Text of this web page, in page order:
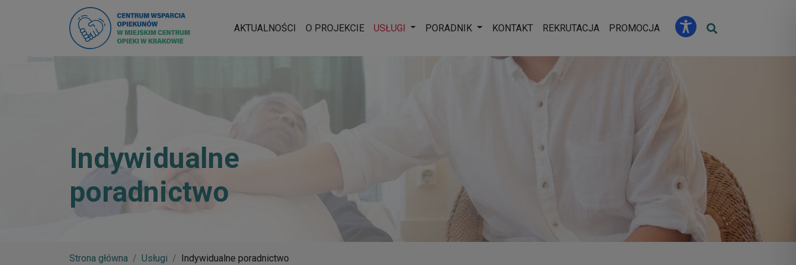
AKTUALNOŚCI O PROJEKCIE USŁUGI Rozwiń menu
PORADNIK Rozwiń menu
KONTAKT REKRUTACJA PROMOCJA
Indywidualne
poradnictwo
Strona główna Usługi Indywidualne poradnictwo